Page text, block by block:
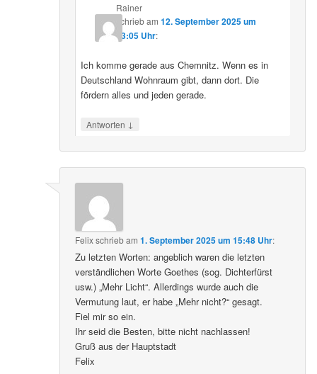
Rainer
schriebam 12. September 2025 um
23:05 Uhr:
Ich komme gerade aus Chemnitz. Wenn es in
Deutschland Wohnraum gibt, dann dort. Die
fördern alles und jeden gerade.
Antworten ↓
Felixschriebam1. September 2025 um 15:48 Uhr:
Zu letzten Worten: angeblich waren die letzten
verständlichen Worte Goethes (sog. Dichterfürst
usw.) „Mehr Licht“. Allerdings wurde auch die
Vermutung laut, er habe „Mehr nicht?“ gesagt.
Fiel mir so ein.
Ihr seid die Besten, bitte nicht nachlassen!
Gruß aus der Hauptstadt
Felix